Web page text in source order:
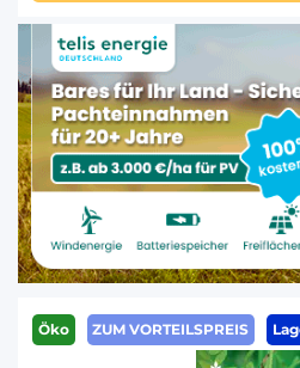
Öko ZUM VORTEILSPREIS